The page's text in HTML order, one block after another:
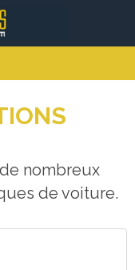
nombreux
de voiture.